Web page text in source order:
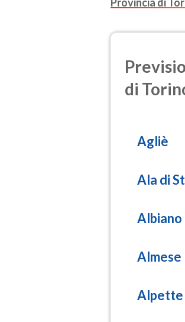
di
Agliè
Ala di
Albiano
Almese
Alpette